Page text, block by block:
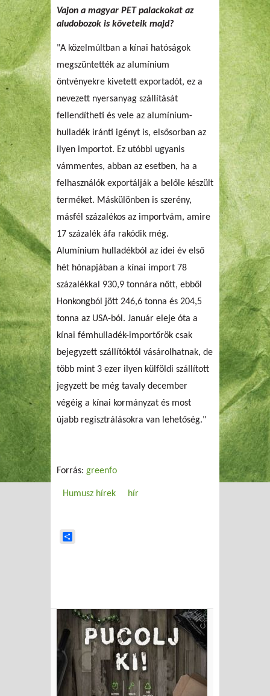
Vajon a magyar PET palackokat az
aludobozok is követeik majd?
"A közelmúltban a kínai hatóságok
megszüntették az alumínium
öntvényekre kivetett exportadót, ez a
nevezett nyersanyag szállítását
fellendítheti és vele az alumínium-
hulladék iránti igényt is, elsősorban az
ilyen importot. Ez utóbbi ugyanis
vámmentes, abban az esetben, ha a
felhasználók exportálják a belőle készült
terméket. Máskülönben is szerény,
másfél százalékos az importvám, amire
17 százalék áfa rakódik még.
Alumínium hulladékból az idei év első
hét hónapjában a kínai import 78
százalékkal 930,9 tonnára nőtt, ebből
Honkongból jött 246,6 tonna és 204,5
tonna az USA-ból. Január eleje óta a
kínai fémhulladék-importőrök csak
bejegyzett szállítóktól vásárolhatnak, de
több mint 3 ezer ilyen külföldi szállított
jegyzett be még tavaly december
végéig a kínai kormányzat és most
újabb regisztrálásokra van lehetőség."
Forrás: greenfo
Humusz hírek hír